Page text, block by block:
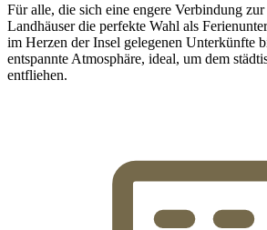
Für alle, die sich eine engere Verbindung
Landhäuser die perfekte Wahl als
im Herzen der Insel gelegenen Unterkünfte
entspannte Atmosphäre, ideal, um dem
entfliehen.